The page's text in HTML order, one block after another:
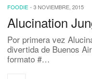
FOODIE - 3 NOVIEMBRE, 2015
Alucination
Por primera vez
divertida de Buenos
formato #…